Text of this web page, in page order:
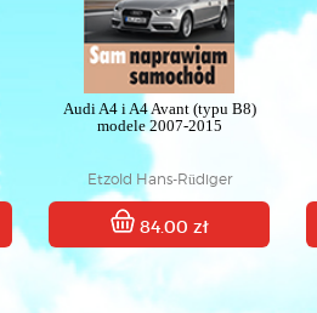
Audi A4 i A4 Avant (typu B8)
modele 2007-2015
Etzold Hans-Rüdiger
84.00 zł